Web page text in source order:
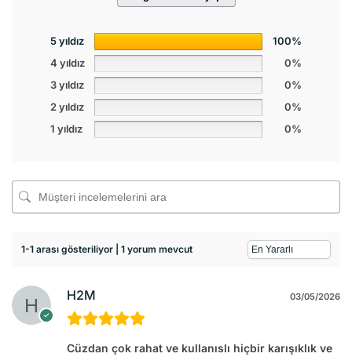
5 yıldız
100%
4 yıldız
0%
3 yıldız
0%
2 yıldız
0%
1 yıldız
0%
1-1 arası gösteriliyor | 1 yorum mevcut
H2M 03/05/2026
Cüzdan çok rahat ve kullanıslı hiçbir karışıklık ve